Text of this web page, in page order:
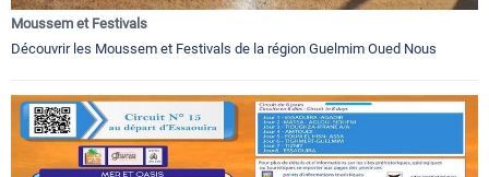
Moussem et Festivals
Découvrir les Moussem et Festivals de la région Guelmim Oued Nous